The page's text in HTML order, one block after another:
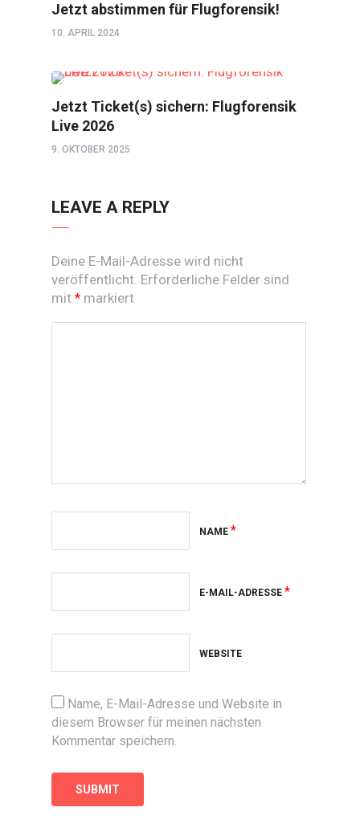
Jetzt abstimmen für Flugforensik!
10. APRIL 2024
Jetzt Ticket(s) sichern: Flugforensik
Live 2026
9. OKTOBER 2025
LEAVE A REPLY
Deine E-Mail-Adresse wird nicht
veröffentlicht. Erforderliche Felder sind
mit * markiert
NAME *
E-MAIL-ADRESSE *
WEBSITE
Name, E-Mail-Adresse und Website in
diesem Browser für meinen nächsten
Kommentar speichern.